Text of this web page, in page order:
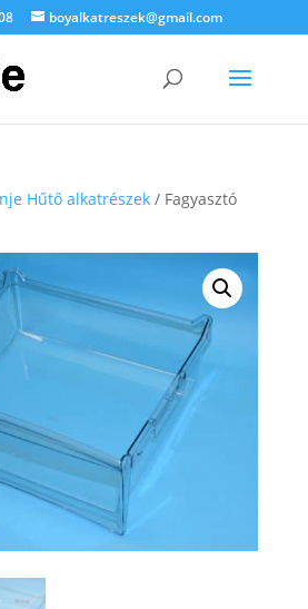
boyalkatreszek@gmail.com
Hűtő alkatrészek/ Fagyasztó